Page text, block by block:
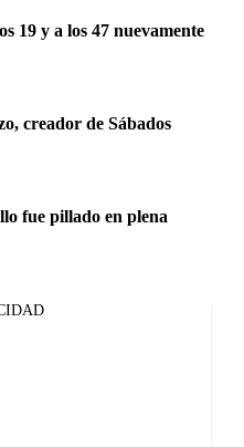
19 y a los 47 nuevamente
creador de Sábados
fue pillado en plena